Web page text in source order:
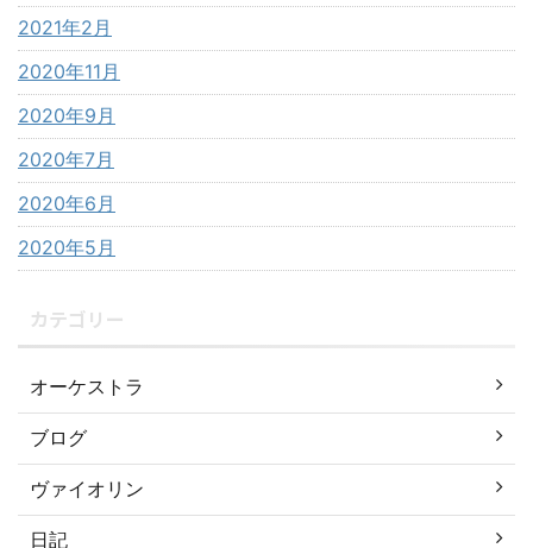
2021年2月
2020年11月
2020年9月
2020年7月
2020年6月
2020年5月
カテゴリー
オーケストラ
ブログ
ヴァイオリン
日記